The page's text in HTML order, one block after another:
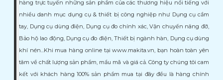
hàng trực tuyến những sản phẩm của các thương hiệu nổi tiếng với
nhiều danh mục dụng cụ & thiết bị công nghiệp như Dụng cụ cầm
tay, Dụng cụ dùng điện, Dụng cụ đo chính xác, Vận chuyển nâng đỡ,
Bảo hộ lao động, Dụng cụ đo điện, Thiết bị ngành hàn, Dụng cụ dùng
khí nén...Khi mua hàng online tại www.makita.vn, bạn hoàn toàn yên
tâm về chất lượng sản phẩm, mẩu mã và giá cả. Công ty chúng tôi cam
kết với khách hàng 100% sản phẩm mua tại đây đều là hàng chính